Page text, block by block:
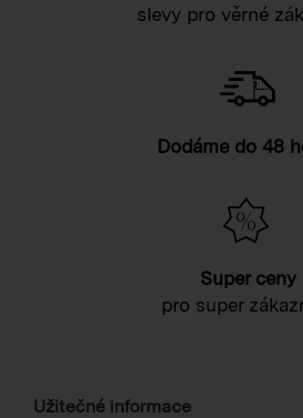
slevy pro věrné
Dodáme do 48
Super ceny
pro super
Užitečné informace